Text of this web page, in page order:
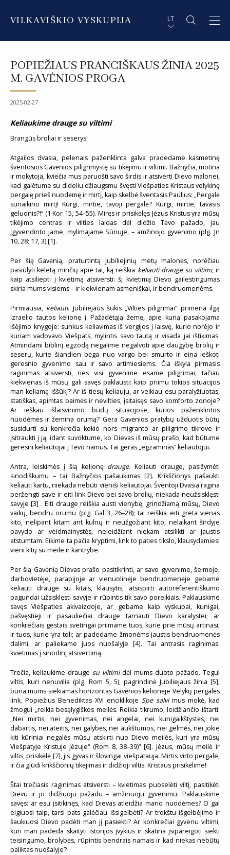
VILKAVIŠKIO VYSKUPIJA LT
DVASININKAI
DEKANATAI IR PARAPIJOS
PAŠVĘSTAS GYVENIMAS
EN SUMMARY
IT SOMMARIO
POPIEŽIAUS PRANCIŠKAUS ŽINIA 2025
M. GAVĖNIOS PROGA
2025-02-27
Keliaukime drauge su viltimi
Brangūs broliai ir seserys!
Atgailos dvasia, pelenais paženklinta galva pradedame kasmetinę
šventosios Gavėnios piligrimystę su tikėjimu ir viltimi. Bažnyčia, motina
ir mokytoja, kviečia mus paruošti savo širdis ir atsiverti Dievo malonei,
kad galėtume su dideliu džiaugsmu švęsti Viešpaties Kristaus velykinę
pergalę prieš nuodėmę ir mirtį, kaip skelbė šventasis Paulius: „Pergalė
sunaikino mirtį! Kurgi, mirtie, tavoji pergalė? Kurgi, mirtie, tavasis
geluonis?!“ (1 Kor 15, 54–55). Miręs ir prisikėlęs Jėzus Kristus yra mūsų
tikėjimo centras ir vilties laidas dėl didžio Tėvo pažado, jau
įgyvendinto jame, mylimajame Sūnuje, – amžinojo gyvenimo (plg. Jn
10, 28; 17, 3) [1].
Per šią Gavėnią, praturtintą Jubiliejinių metų malonės, norėčiau
pasiūlyti keletą minčių apie tai, ką reiškia keliauti drauge su viltimi, ir
kaip atsiliepti į kvietimą atsiversti: šį kvietimą Dievo gailestingumas
skiria mums visiems – ir kiekvienam asmeniškai, ir bendruomenėms.
Pirmiausia, keliauti. Jubiliejaus šūkis „Vilties piligrimai“ primena ilgą
Izraelio tautos kelionę į Pažadėtąją žemę, apie kurią pasakojama
Išėjimo knygoje: sunkus keliavimas iš vergijos į laisvę, kurio norėjo ir
kuriam vadovavo Viešpats, mylintis savo tautą ir visada jai ištikimas.
Atmindami biblinį egzodą negalime negalvoti apie daugybę brolių ir
seserų, kurie šiandien bėga nuo vargo bei smurto ir eina ieškoti
geresnio gyvenimo sau ir savo artimiesiems. Čia iškyla pirmasis
raginimas atsiversti, nes visi gyvenime esame piligrimai, tačiau
kiekvienas iš mūsų gali savęs paklausti: kaip priimu tokios situacijos
man keliamą iššūkį? Ar iš tiesų keliauju, ar veikiau esu paralyžiuotas,
statiškas, apimtas baimės ir nevilties, įsitaisęs savo komforto zonoje?
Ar ieškau išlaisvinimo būdų situacijose, kurios paženklintos
nuodėmės ir žemina orumą? Gera Gavėnios pratybų užduotis būtų
susidurti su konkrečia kokio nors migranto ar piligrimo tikrove ir
įsitraukti į ją, idant suvoktume, ko Dievas iš mūsų prašo, kad būtume
geresni keliautojai į Tėvo namus. Tai geras „egzaminas“ keliautojui.
Antra, leiskimės į šią kelionę drauge. Keliauti drauge, pasižymėti
sinodiškumu – tai Bažnyčios pašaukimas [2]. Krikščionys pašaukti
keliauti kartu, niekada nebūti vieniši keliautojai. Šventoji Dvasia ragina
peržengti save ir eiti link Dievo bei savo brolių, niekada neužsisklęsti
savyje [3] . Eiti drauge reiškia austi vienybę, grindžiamą mūsų, Dievo
vaikų, bendru orumu (plg. Gal 3, 26–28); tai reiškia eiti greta vienas
kito, nelipant kitam ant kulnų ir neužgožiant kito, nelaikant širdyje
pavydo ar veidmainystės, neleidžiant niekam atsilikti ar jaustis
atstumtam. Eikime ta pačia kryptimi, link to paties tikslo, klausydamiesi
vieni kitų su meile ir kantrybe.
Per šią Gavėnią Dievas prašo pasitikrinti, ar savo gyvenime, šeimoje,
darbovietėje, parapijoje ar vienuolinėje bendruomenėje gebame
keliauti drauge su kitais, klausytis, atsispirti autoreferentiškumo
pagundai užsisklęsti savyje ir rūpintis tik savo poreikiais. Paklauskime
savęs Viešpaties akivaizdoje, ar gebame kaip vyskupai, kunigai,
pašvęstieji ir pasauliečiai drauge tarnauti Dievo karalystei; ar
konkrečiais gestais svetingai priimame tuos, kurie prie mūsų artinasi,
ir tuos, kurie yra toli; ar padedame žmonėms jaustis bendruomenės
dalimi, ar paliekame juos nuošalyje [4]. Tai antrasis raginimas:
kvietimas į sinodinį atsivertimą.
Trečia, keliaukime drauge su viltimidėl mums duoto pažado. Tegul
viltis, kuri nenuvilia (plg. Rom 5, 5), pagrindinė Jubiliejaus žinia [5],
būna mums siekiamas horizontas Gavėnios kelionėje Velykų pergalės
link. Popiežius Benediktas XVI enciklikoje Spe salvimus mokė, kad
žmogui „reikia besąlygiškos meilės. Reikia tikrumo, leidžiančio ištarti:
„Nei mirtis, nei gyvenimas, nei angelai, nei kunigaikštystės, nei
dabartis, nei ateitis, nei galybės, nei aukštumos, nei gelmės, nei jokie
kiti kūriniai negalės mūsų atskirti nuo Dievo meilės, kuri yra mūsų
Viešpatyje Kristuje Jėzuje“ (Rom 8, 38–39)“ [6]. Jėzus, mūsų meilė ir
viltis, prisikėlė [7], jis gyvas ir šlovingai viešpatauja. Mirtis virto pergale,
ir čia glūdi krikščionių tikėjimas ir didžioji viltis: Kristaus prisikėlime!
Štai trečiasis raginimas atsiversti – kvietimas puoselėti viltį, pasitikėti
Dievu ir jo didžiuoju pažadu – amžinuoju gyvenimu. Paklauskime
savęs: ar esu įsitikinęs, kad Dievas atleidžia mano nuodėmes? O gal
elgiuosi taip, tarsi pats galėčiau išsigelbėti? Ar trokštu išgelbėjimo ir
šaukiuosi Dievo padėti man jį pasiekti? Ar konkrečiai gyvenu viltimi,
kuri man padeda skaityti istorijos įvykius ir skatina įsipareigoti siekti
teisingumo, brolybės, rūpintis bendrais namais ir kad niekas nebūtų
paliktas nuošalyje?